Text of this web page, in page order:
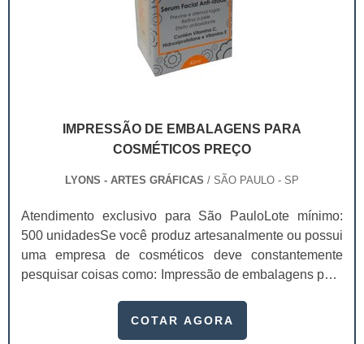
IMPRESSÃO DE EMBALAGENS PARA
COSMÉTICOS PREÇO
LYONS - ARTES GRÁFICAS / SÃO PAULO - SP
Atendimento exclusivo para São PauloLote mínimo:
500 unidadesSe você produz artesanalmente ou possui
uma empresa de cosméticos deve constantemente
pesquisar coisas como: Impressão de embalagens para
um investimento necessário para quem está no
COTAR AGORA